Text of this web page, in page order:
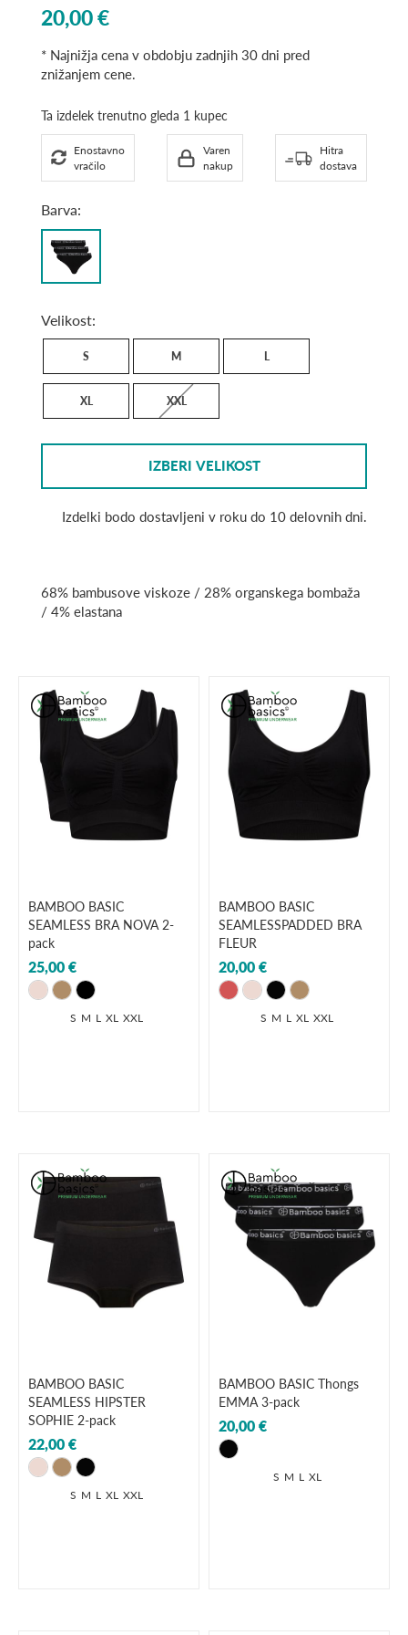
List
Price
20,00 €
* Najnižja cena v obdobju zadnjih 30 dni pred
znižanjem cene.
Ta izdelek trenutno gleda 1 kupec
Enostavno
vračilo
Varen
nakup
Hitra
dostava
Barva:
Black
Velikost:
S M L
XL XXL
IZBERI VELIKOST
Izdelki bodo dostavljeni v roku do 10 delovnih dni.
68% bambusove viskoze / 28% organskega bombaža
/ 4% elastana
BAMBOO BASIC
SEAMLESS BRA NOVA 2-
pack
25,00 €
S M L XL XXL
BAMBOO BASIC
SEAMLESSPADDED BRA
FLEUR
20,00 €
S M L XL XXL
BAMBOO BASIC
SEAMLESS HIPSTER
SOPHIE 2-pack
22,00 €
S M L XL XXL
BAMBOO BASIC Thongs
EMMA 3-pack
20,00 €
S M L XL